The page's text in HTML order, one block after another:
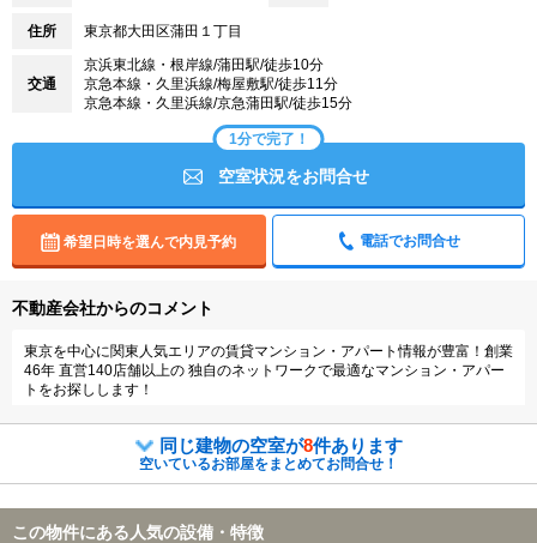
住所 東京都大田区蒲田１丁目
交通
京浜東北線・根岸線/蒲田駅/徒歩10分
京急本線・久里浜線/梅屋敷駅/徒歩11分
京急本線・久里浜線/京急蒲田駅/徒歩15分
1分で完了！
空室状況をお問合せ
希望日時を選んで内見予約 電話でお問合せ
不動産会社からのコメント
東京を中心に関東人気エリアの賃貸マンション・アパート情報が豊富！創業
46年 直営140店舗以上の 独自のネットワークで最適なマンション・アパー
トをお探しします！
同じ建物の空室が8件あります
空いているお部屋をまとめてお問合せ！
この物件にある人気の設備・特徴